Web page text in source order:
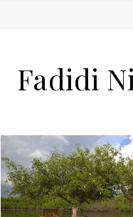
Fadidi